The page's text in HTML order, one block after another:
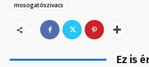
mosogatószivacs
Ez is